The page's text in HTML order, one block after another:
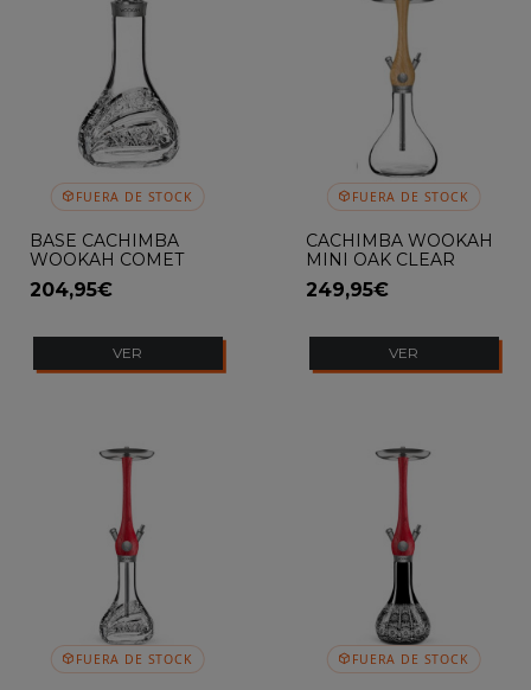
FUERA DE STOCK
BASE CACHIMBA
WOOKAH COMET
CLICK SYSTEM
MASTERCUT
204,95€
VER
FUERA DE STOCK
CACHIMBA WOOKAH
MINI OAK CLEAR
249,95€
VER
FUERA DE STOCK FUERA DE STOCK